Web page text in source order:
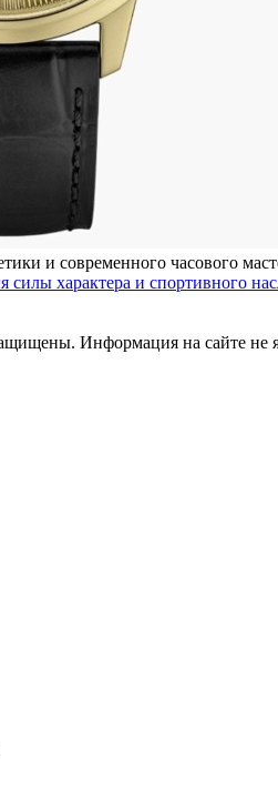
и современного часового
Информация на сайте не